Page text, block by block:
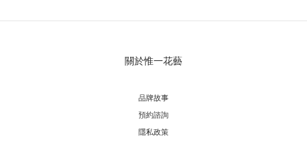
關於惟一花藝
品牌故事
預約諮詢
隱私政策